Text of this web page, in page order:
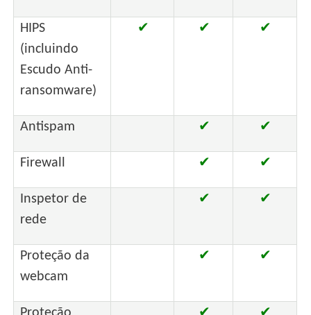
HIPS
(incluindo
Escudo Anti-
ransomware)
✔ ✔ ✔
Antispam ✔ ✔
Firewall ✔ ✔
Inspetor de
rede
✔ ✔
Proteção da
webcam
✔ ✔